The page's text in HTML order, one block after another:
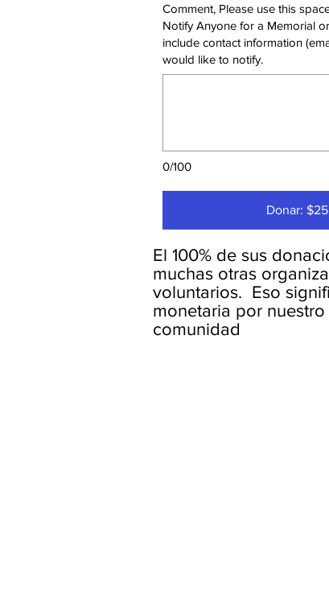
0/100
Comment, Please use this
Notify Anyone for a Memorial
include contact information
would like to notify.
Donar:
El 100% de sus
muchas otras
voluntarios. Eso
monetaria por
comunidad